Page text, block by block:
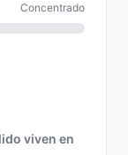
Concentrado
viven en